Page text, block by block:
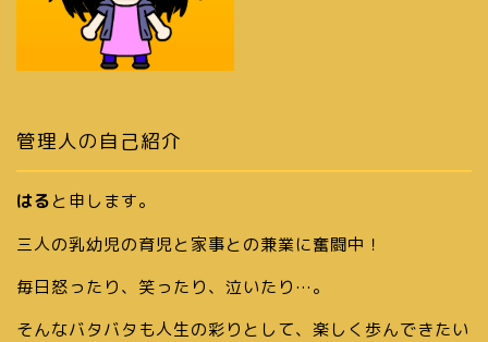
管理人の自己紹介
はると申します。
三人の乳幼児の育児と家事との兼業に奮闘中！
毎日怒ったり、笑ったり、泣いたり…。
そんなバタバタも人生の彩りとして、楽しく歩んできたい